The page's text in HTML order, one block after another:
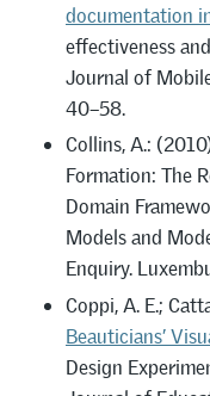
documentation
effectiveness
Journal of
40–58.
Collins, A.:
Formation: The
Domain
Models and
Enquiry.
Coppi, A. E.;
Beauticians’
Design